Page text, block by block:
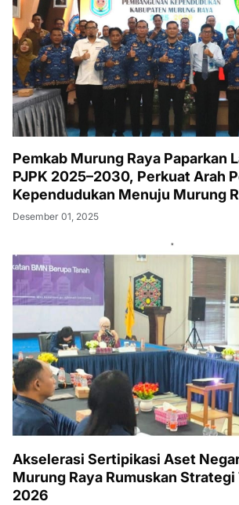
Pemkab Murung Raya Paparkan
PJPK 2025–2030, Perkuat Arah
Kependudukan Menuju Murung
Desember 01, 2025
Akselerasi Sertipikasi Aset
Murung Raya Rumuskan Strategi
2026